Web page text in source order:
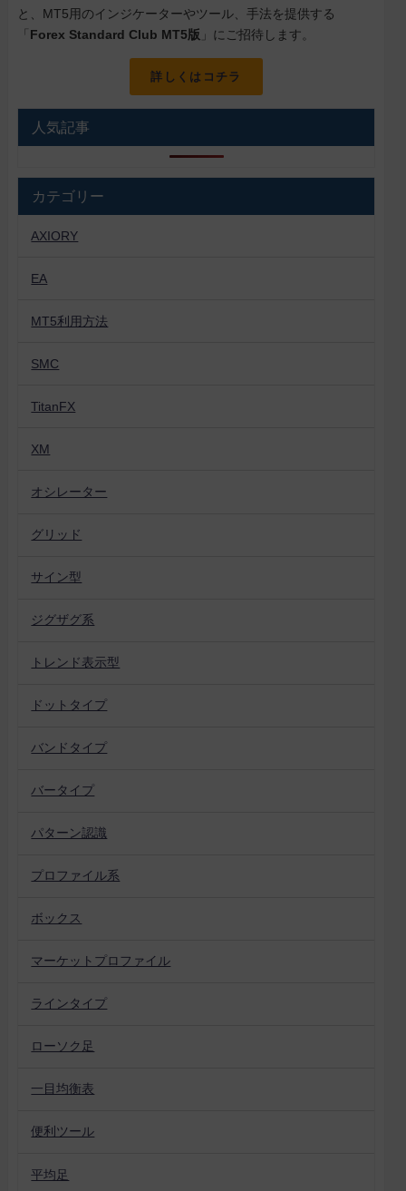
と、MT5用のインジケーターやツール、手法を提供する
「 Forex Standard Club MT5版 」にご招待します。
詳しくはコチラ
人気記事
カテゴリー
AXIORY
EA
MT5利用方法
SMC
TitanFX
XM
オシレーター
グリッド
サイン型
ジグザグ系
トレンド表示型
ドットタイプ
バンドタイプ
バータイプ
パターン認識
プロファイル系
ボックス
マーケットプロファイル
ラインタイプ
ローソク足
一目均衡表
便利ツール
平均足